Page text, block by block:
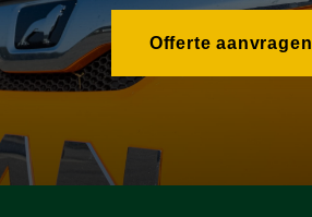
Offerte aanvragen